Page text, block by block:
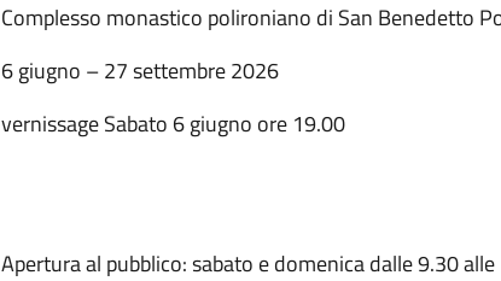
Complesso monastico polironiano di San Benedetto
6 giugno – 27 settembre 2026
vernissage Sabato 6 giugno ore 19.00
Apertura al pubblico: sabato e domenica dalle 9.30